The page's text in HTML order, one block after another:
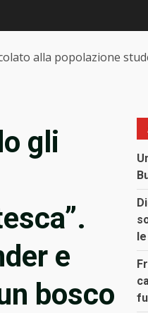
alla popolazione
gli
e
bosco